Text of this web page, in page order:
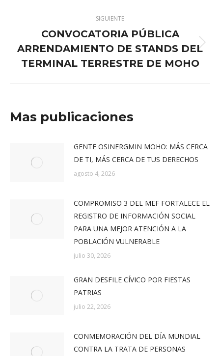
SIGUIENTE
Publicación
siguiente:
CONVOCATORIA PÚBLICA
ARRENDAMIENTO DE STANDS DEL
TERMINAL TERRESTRE DE MOHO
Mas publicaciones
GENTE OSINERGMIN MOHO: MÁS CERCA
DE TI, MÁS CERCA DE TUS DERECHOS
agosto 4, 2026
COMPROMISO 3 DEL MEF FORTALECE EL
REGISTRO DE INFORMACIÓN SOCIAL
PARA UNA MEJOR ATENCIÓN A LA
POBLACIÓN VULNERABLE
julio 30, 2026
GRAN DESFILE CÍVICO POR FIESTAS
PATRIAS
julio 22, 2026
CONMEMORACIÓN DEL DÍA MUNDIAL
CONTRA LA TRATA DE PERSONAS